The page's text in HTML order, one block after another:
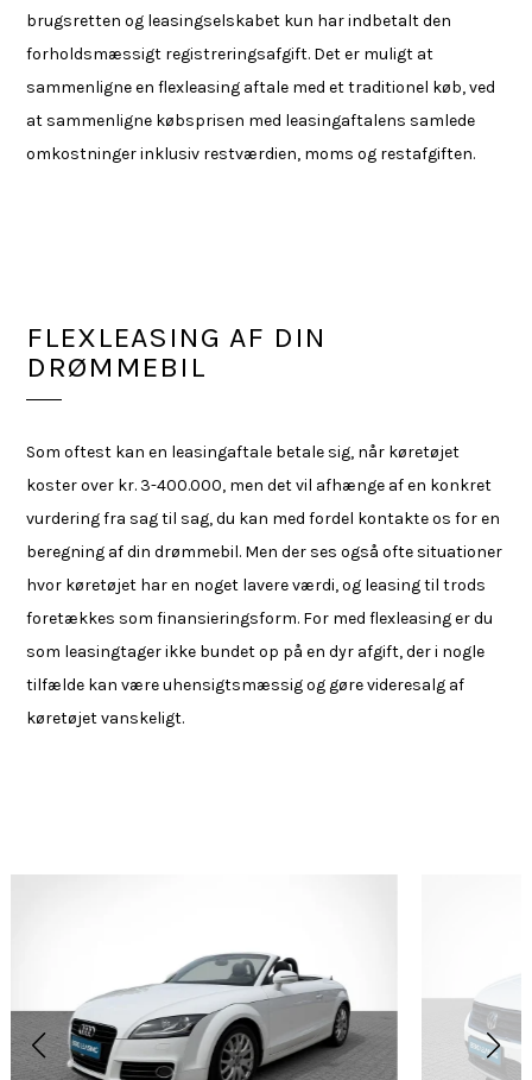
brugsretten og leasingselskabet kun har indbetalt den
forholdsmæssigt registreringsafgift. Det er muligt at
sammenligne en flexleasing aftale med et traditionel køb, ved
at sammenligne købsprisen med leasingaftalens samlede
omkostninger inklusiv restværdien, moms og restafgiften.
FLEXLEASING AF DIN
DRØMMEBIL
Som oftest kan en leasingaftale betale sig, når køretøjet
koster over kr. 3-400.000, men det vil afhænge af en konkret
vurdering fra sag til sag, du kan med fordel kontakte os for en
beregning af din drømmebil. Men der ses også ofte situationer
hvor køretøjet har en noget lavere værdi, og leasing til trods
foretækkes som finansieringsform. For med flexleasing er du
som leasingtager ikke bundet op på en dyr afgift, der i nogle
tilfælde kan være uhensigtsmæssig og gøre videresalg af
køretøjet vanskeligt.